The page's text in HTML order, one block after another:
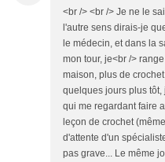
<br /> <br /> Je ne le
l'autre sens dirais-je
le médecin, et dans la
mon tour, je<br />
maison, plus de
quelques jours plus
qui me regardant faire
leçon de crochet
d'attente d'un
pas grave... Le même